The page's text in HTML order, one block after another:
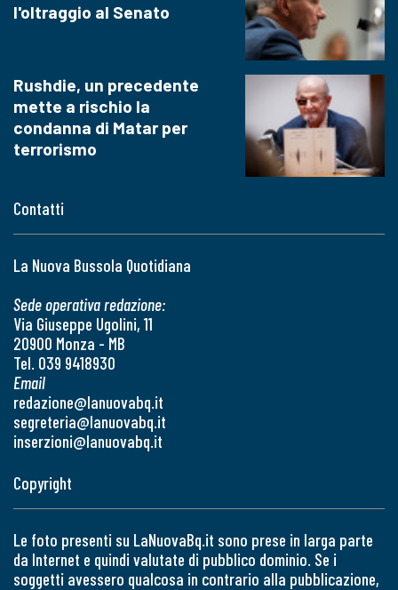
Contatti
La Nuova Bussola Quotidiana
Sede operativa redazione:
Via Giuseppe Ugolini, 11
20900 Monza - MB
Tel. 039 9418930
Email
redazione@lanuovabq.it
segreteria@lanuovabq.it
inserzioni@lanuovabq.it
l'oltraggio al Senato
Rushdie, un precedente
mette a rischio la
condanna di Matar per
terrorismo
Copyright
Le foto presenti su LaNuovaBq.it sono prese in larga parte
da Internet e quindi valutate di pubblico dominio. Se i
soggetti avessero qualcosa in contrario alla pubblicazione,